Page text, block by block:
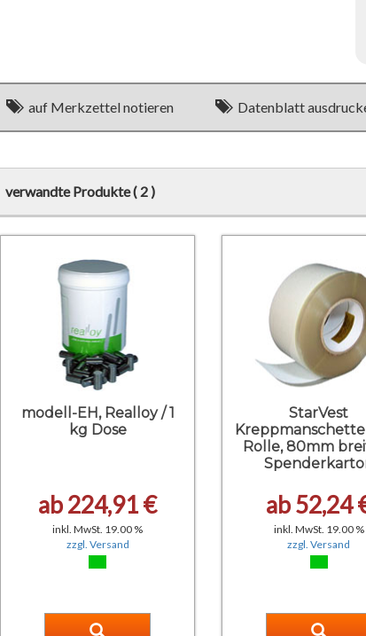
auf Merkzettel notieren Datenblatt
verwandte Produkte ( 2 )
modell-EH, Realloy / 1
kg Dose
ab 224,91 €
inkl. MwSt. 19.00 %
zzgl. Versand
StarVest
Rolle, 80mm
ab 52,24
inkl. MwSt. 19.00 %
zzgl. Versand